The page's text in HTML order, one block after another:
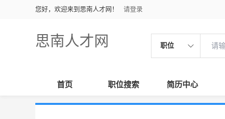
您好，欢迎来到思南人才网！ 请登录
思南人才网 职位
首页 职位搜索 简历中心